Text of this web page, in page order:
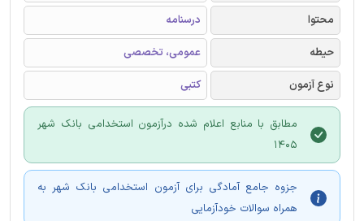
محتوا
درسنامه
حیطه
عمومی، تخصصی
نوع آزمون
کتبی
مطابق با منابع اعلام شده درآزمون استخدامی بانک شهر
1405
جزوه جامع آمادگی برای آزمون استخدامی بانک شهر به
همراه سوالات خودآزمایی